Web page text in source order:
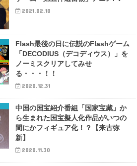
2021.02.10
Flash最後の日に伝説のFlashゲーム
「DECODIUS（デコディウス）」を
ノーミスクリアしてみせ
る・・・！！
2020.12.31
中国の国宝紹介番組「国家宝藏」か
ら生まれた国宝擬人化作品がいつの
間にかフィギュア化！？【来古弥
新】
2020.11.30